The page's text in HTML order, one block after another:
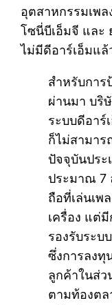
อุตสาหกรรมเพ
โซนี่บีเอ็มจี และ
ไม่มีดีอาร์เอ็มแล้
สำหรับการ
ผ่านมา บริ
ระบบดีอาร์
ก็ไม่สามา
ปัจจุบันประ
ประมาณ 7
ถือที่เล่นเพ
เครื่อง แต่
รองรับระบ
ซึ่งการลงทุ
ลูกค้าในส่
ตามท้องต